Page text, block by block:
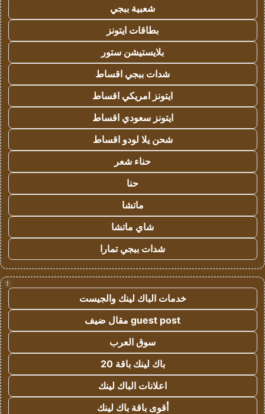
شعبية ببجي
بطاقات ايتونز
بلايستيشن ستور
شدات ببجي اقساط
ايتونز امريكي اقساط
ايتونز سعودي اقساط
شحن يلا لودو اقساط
حناء شعر
حنا
ماتشا
شاي ماتشا
شدات ببجي تمارا
!
خدمات الباك لينك والجيست
guest post مقال ضيف
سوق العرب
باك لينك باقة 20
اعلانات الباك لينك
أقوى باقة باك لينك